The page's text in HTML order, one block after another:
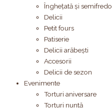
Înghețată și semifredo
Delicii
Petit fours
Patiserie
Delicii arăbești
Accesorii
Delicii de sezon
Evenimente
Torturi aniversare
Torturi nuntă